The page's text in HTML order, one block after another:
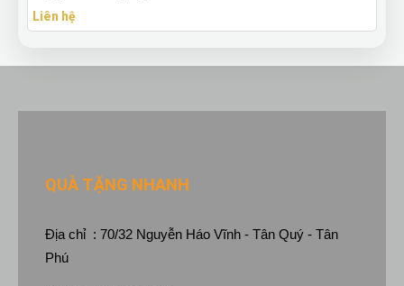
Liên hệ
QUÀ TẶNG NHANH
Địa chỉ : 70/32 Nguyễn Háo Vĩnh - Tân Quý - Tân
Phú